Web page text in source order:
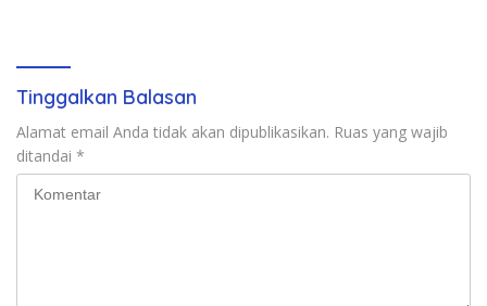
Tinggalkan Balasan
Alamat email Anda tidak akan dipublikasikan. Ruas yang wajib
ditandai *